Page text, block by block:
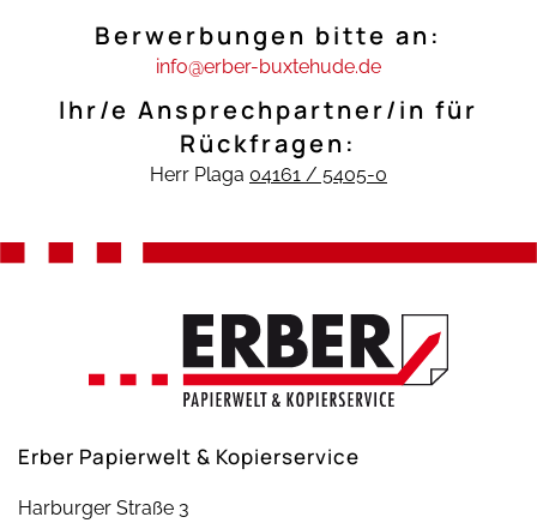
Berwerbungen bitte an:
info@erber-buxtehude.de
Ihr/e Ansprechpartner/in für
Rückfragen:
Herr Plaga 04161 / 5405-0
Erber Papierwelt & Kopierservice
Harburger Straße 3